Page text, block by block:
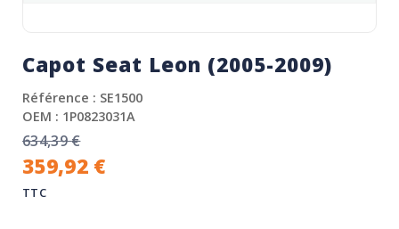
Capot Seat Leon (2005-2009)
Référence : SE1500
OEM : 1P0823031A
634,39€
359,92 €
TTC